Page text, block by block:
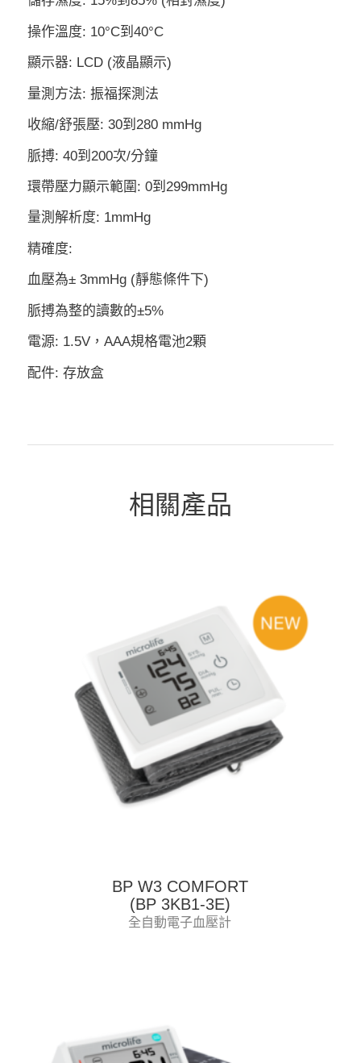
操作溫度: 10°C到40°C
顯示器: LCD (液晶顯示)
量測方法: 振福探測法
收縮/舒張壓: 30到280 mmHg
脈搏: 40到200次/分鐘
環帶壓力顯示範圍: 0到299mmHg
量測解析度: 1mmHg
精確度:
血壓為± 3mmHg (靜態條件下)
脈搏為整的讀數的±5%
電源: 1.5V，AAA規格電池2顆
配件: 存放盒
相關產品
BP W3 COMFORT
(BP 3KB1-3E)
全自動電子血壓計